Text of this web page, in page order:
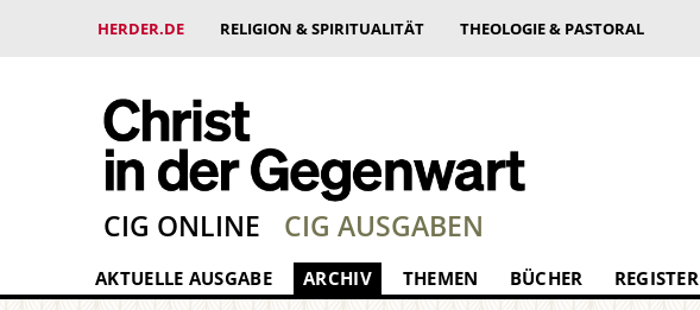
HERDER.DE RELIGION & SPIRITUALITÄT THEOLOGIE & PASTORAL
CIG ONLINE CIG AUSGABEN
AKTUELLE AUSGABE ARCHIV THEMEN BÜCHER REGISTER